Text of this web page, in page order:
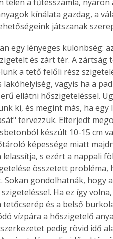
kínálata gazdag, a
játszanak
egy lényeges különbség:
és zárt tér. A zártság
a tető felőli rész
vagyis ha a
ellátni hőszigeteléssel.
ki, és megint más, ha egy
tervezzük. Elterjedt
készült 10-15 cm
képessége miatt
lelassítja, s ezért a nappali
összetett probléma,
Sokan gondolhatnák, hogy
Ha ez így
és a belső
vízpára a hőszigetelő
pedig rövid idő